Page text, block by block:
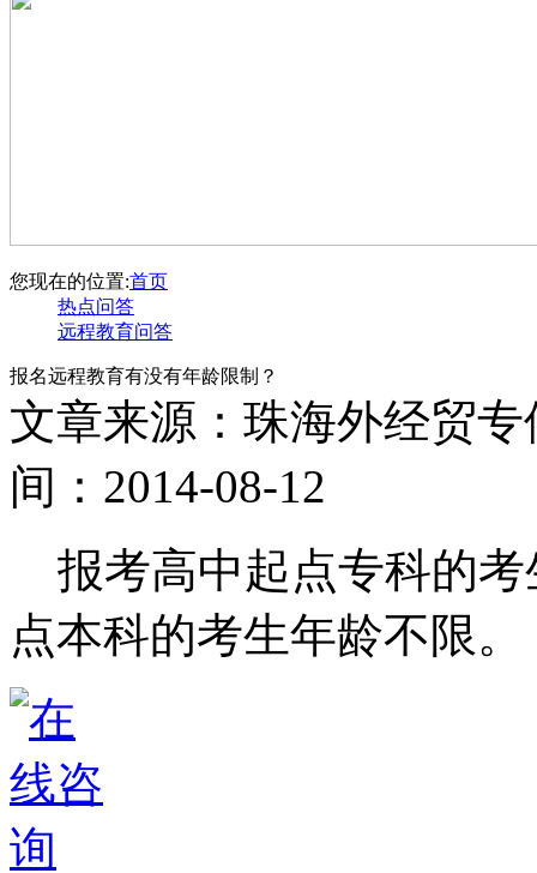
您现在的位置:首页
热点问答
远程教育问答
报名远程教育有没有年龄限制？
文章来源：珠海外经贸
间：2014-08-12
报考高中起点专科的考
点本科的考生年龄不限。